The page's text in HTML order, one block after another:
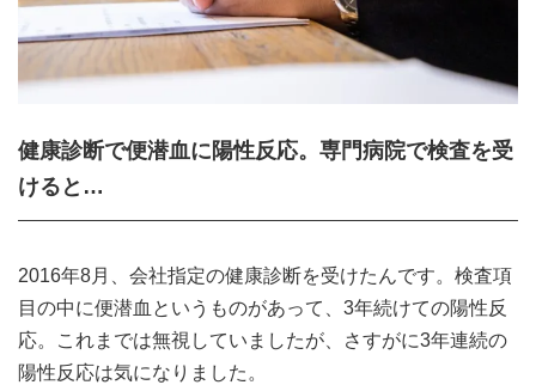
健康診断で便潜血に陽性反応。専門病院で検査を受
けると…
2016年8月、会社指定の健康診断を受けたんです。検査項
目の中に便潜血というものがあって、3年続けての陽性反
応。これまでは無視していましたが、さすがに3年連続の
陽性反応は気になりました。